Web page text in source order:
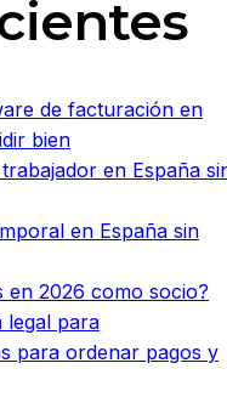
de facturación en
bien
en España
en España sin
en 2026 como socio?
legal para
para ordenar pagos y